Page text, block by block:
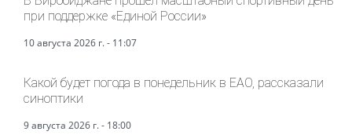
при поддержке «Единой России»
10 августа 2026 г. - 11:07
Какой будет погода в понедельник в ЕАО, рассказали
синоптики
9 августа 2026 г. - 18:00